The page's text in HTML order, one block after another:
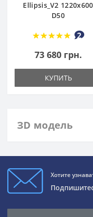
Ellipsis_V2 1220x600
D50
2
73 680 грн.
КУПИТЬ
ЗD модель
Хотите